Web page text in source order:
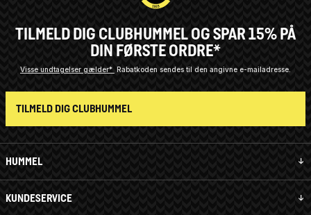
HUMMEL
KUNDESERVICE
TILMELD DIG CLUBHUMMEL OG SPAR 15% PÅ
DIN FØRSTE ORDRE*
Visse undtagelser gælder* Rabatkoden sendes til den angivne e-mailadresse.
TILMELD DIG CLUBHUMMEL